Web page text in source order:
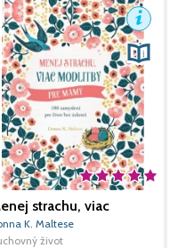
strachu, viac
pre mamy
K. Maltese
život